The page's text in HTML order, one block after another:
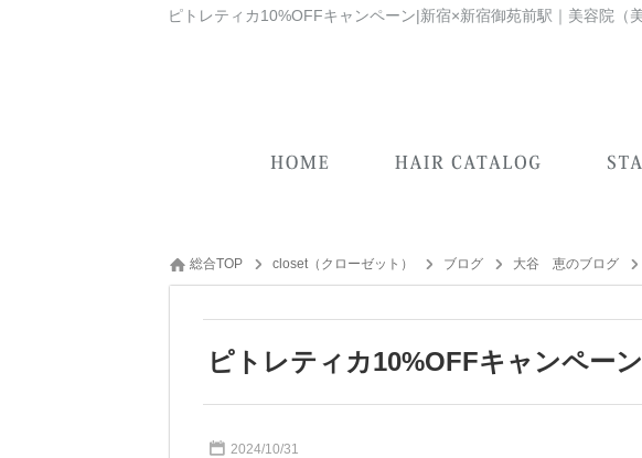
総合TOP closet（クローゼット） ブログ 大谷 恵のブログ
ピトレティカ10%OFFキャンペーン
2024/10/31